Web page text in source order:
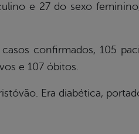
e 27 do sexo
confirmados, 105
e 107 óbitos.
Era diabética,